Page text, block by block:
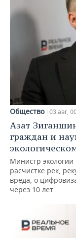
Общество 03 авг,
Азат
граждан и
Министр
расчистке рек,
вреда, о
через 10 лет